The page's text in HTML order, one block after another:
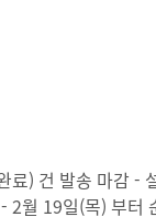
) 건 발송 마감 -
2월 19일(목) 부터